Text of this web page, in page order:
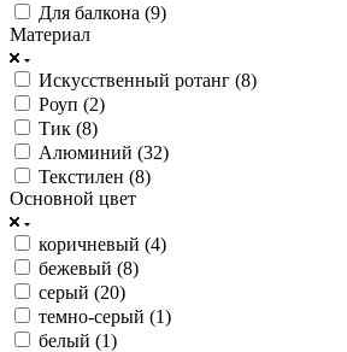
Для балкона (9)
Материал
Искусственный ротанг (8)
Роуп (2)
Тик (8)
Алюминий (32)
Текстилен (8)
Основной цвет
коричневый (4)
бежевый (8)
серый (20)
темно-серый (1)
белый (1)